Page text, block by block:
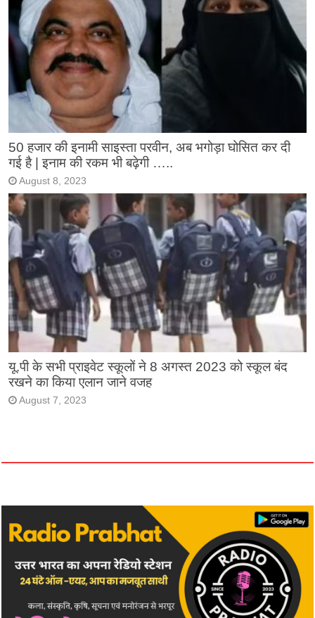
50 हजार की इनामी साइस्ता परवीन, अब भगोड़ा घोसित कर दी
गई है | इनाम की रकम भी बढ़ेगी …..
August 8, 2023
यू.पी के सभी प्राइवेट स्कूलों ने 8 अगस्त 2023 को स्कूल बंद
रखने का किया एलान जाने वजह
August 7, 2023